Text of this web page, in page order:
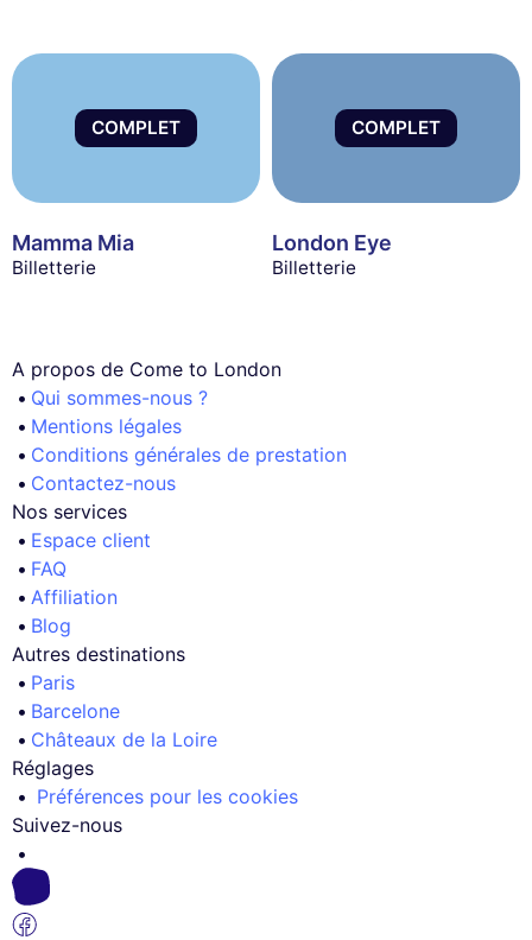
COMPLET
Mamma Mia
Billetterie
COMPLET
London Eye
Billetterie
A propos de Come to London
Qui sommes-nous ?
Mentions légales
Conditions générales de prestation
Contactez-nous
Nos services
Espace client
FAQ
Affiliation
Blog
Autres destinations
Paris
Barcelone
Châteaux de la Loire
Réglages
Préférences pour les cookies
Suivez-nous